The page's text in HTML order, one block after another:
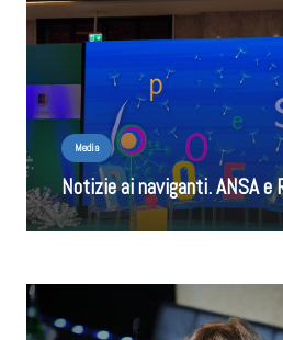
Media
Notizie ai naviganti. ANSA e